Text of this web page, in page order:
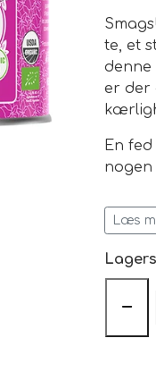
te, et
denne
er der
En
nogen
Læs
−